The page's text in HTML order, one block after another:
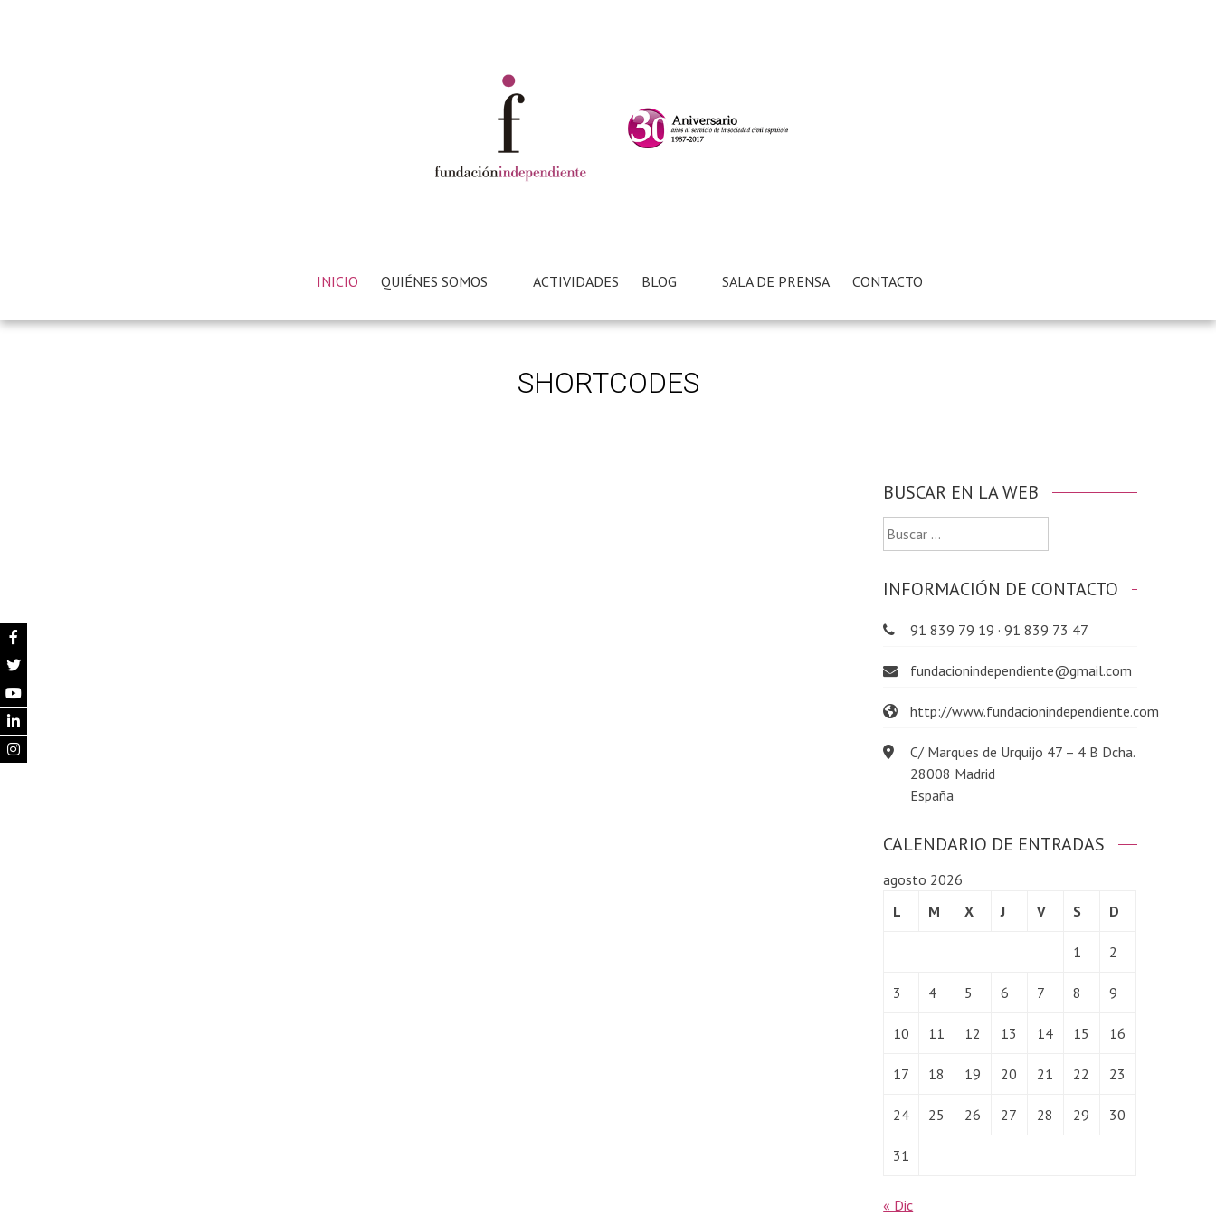
INICIO QUIÉNES SOMOS ACTIVIDADES BLOG SALA DE PRENSA CONTACTO
SHORTCODES
BUSCAR EN LA WEB
Buscar:
INFORMACIÓN DE CONTACTO
91 839 79 19 · 91 839 73 47
fundacionindependiente@gmail.com
http://www.fundacionindependiente.com
C/ Marques de Urquijo 47 – 4 B Dcha.
28008 Madrid
España
CALENDARIO DE ENTRADAS
agosto 2026
L
M X J V S D
1 2
3 4 5 6 7 8 9
10 11 12 13 14 15 16
17 18 19 20 21 22 23
24 25 26 27 28 29 30
31
« Dic